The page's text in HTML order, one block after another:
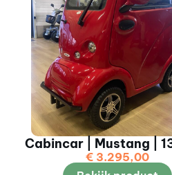
Cabincar | Mustang |
€ 3.295,00